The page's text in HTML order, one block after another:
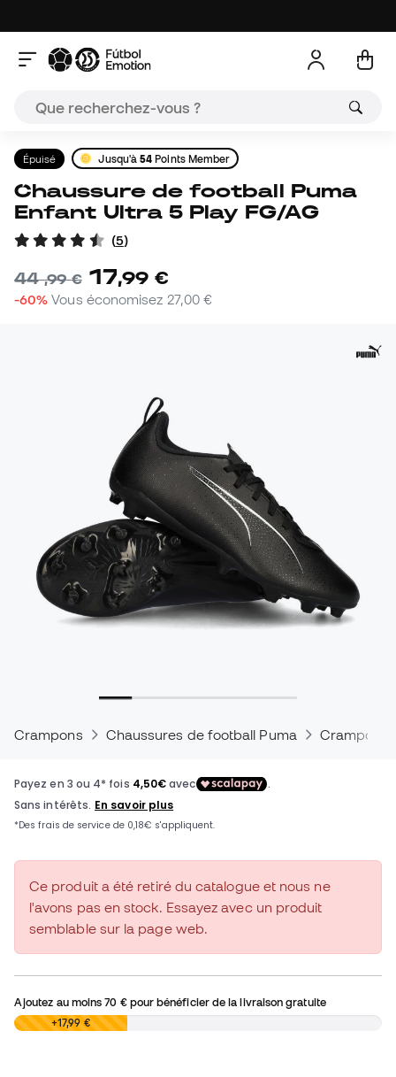
Épuisé Jusqu'à54 Points Member
Chaussure de football Puma
Enfant Ultra 5 Play FG/AG
(5)
44,99 € 17,99 €
-60% Vous économisez 27,00 €
Crampons Chaussures de football Puma Crampons
Ce produit a été retiré du catalogue et nous ne
l'avons pas en stock. Essayez avec un produit
semblable sur la page web.
Ajoutez au moins70 €pour bénéficier de la livraison gratuite
0,00 € +17,99 €